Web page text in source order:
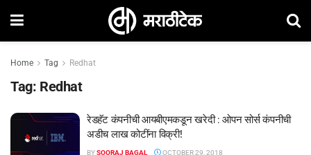
Home Tag Redhat
Tag: Redhat
रेडहॅट कंपनीची आयबीएमकडून खरेदी : ओपन सोर्स कंपनीची
अडीच लाख कोटींना विक्री!
BYSOORAJ BAGAL OCTOBER 29, 2018